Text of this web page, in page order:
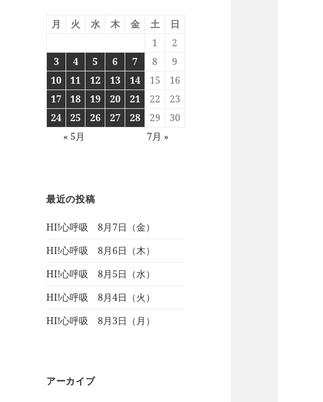
月 火 水 木 金 土
日
1
2
3
4 5 6 7 8
9
10
11 12 13 14 15
16
17
18 19 20 21 22
23
24
25 26 27 28 29
30
« 5月
7月 »
最近の投稿
HI!心呼吸 8月7日（金）
HI!心呼吸 8月6日（木）
HI!心呼吸 8月5日（水）
HI!心呼吸 8月4日（火）
HI!心呼吸 8月3日（月）
アーカイブ